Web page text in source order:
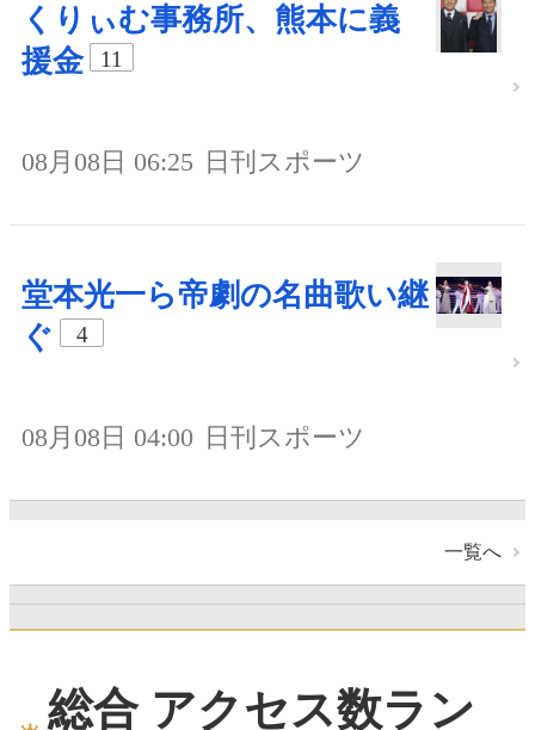
くりぃむ事務所、熊本に義
援金
11
08月08日 06:25 日刊スポーツ
堂本光一ら帝劇の名曲歌い継
ぐ
4
08月08日 04:00 日刊スポーツ
一覧へ
総合 アクセス数ラン